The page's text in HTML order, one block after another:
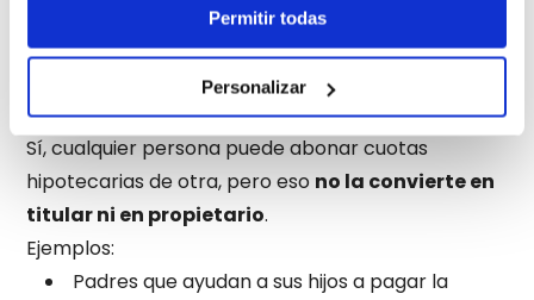
Permitir todas
Personalizar
vivienda y el otro quiere liberarse de la deuda.
En este otro post te contamosqué pasa con la
hipoteca en caso de divorcio.
¿Se puede pagar la hipoteca de otra persona?
Sí, cualquier persona puede abonar cuotas
hipotecarias de otra, pero eso no la convierte en
titular ni en propietario.
Ejemplos:
Padres que ayudan a sus hijos a pagar la